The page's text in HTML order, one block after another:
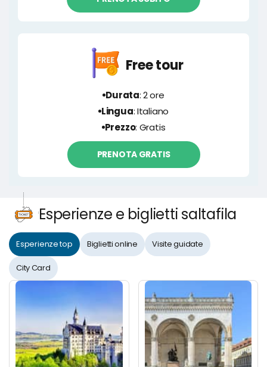
Free tour
Durata: 2 ore
Lingua: Italiano
Prezzo: Gratis
PRENOTA GRATIS
Esperienze e biglietti saltafila
Esperienze top Biglietti online Visite guidate
City Card